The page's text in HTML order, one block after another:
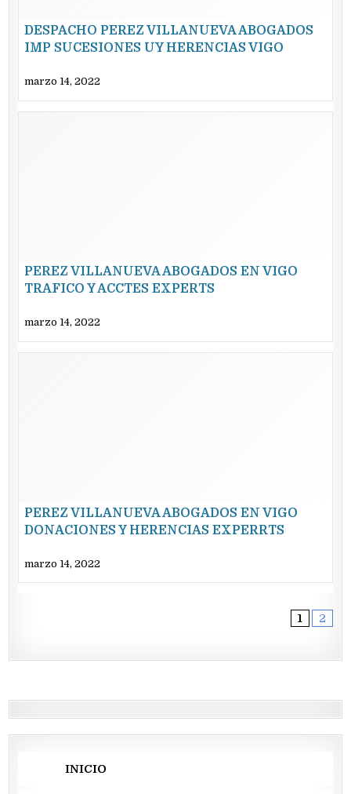
DESPACHO PEREZ VILLANUEVA ABOGADOS
IMP SUCESIONES UY HERENCIAS VIGO
marzo 14, 2022
PEREZ VILLANUEVA ABOGADOS EN VIGO
TRAFICO Y ACCTES EXPERTS
marzo 14, 2022
PEREZ VILLANUEVA ABOGADOS EN VIGO
DONACIONES Y HERENCIAS EXPERRTS
marzo 14, 2022
1 2
INICIO